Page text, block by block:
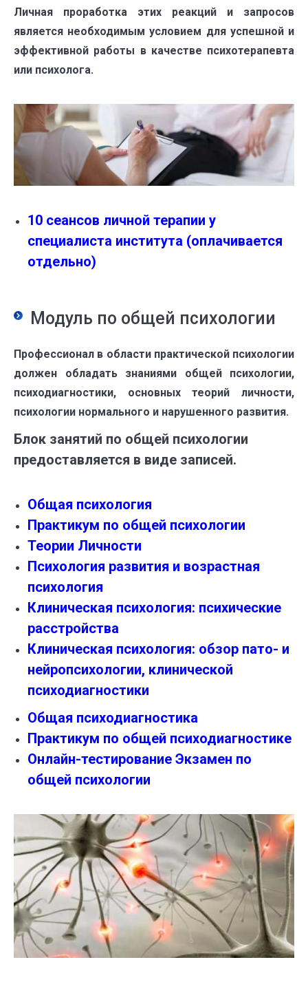
Личная проработка этих реакций и запросов
является необходимым условием для успешной и
эффективной работы в качестве психотерапевта
или психолога.
10 сеансов личной терапии у
специалиста института (оплачивается
отдельно)
Модуль по общей психологии
Профессионал в области практической психологии
должен обладать знаниями общей психологии,
психодиагностики, основных теорий личности,
психологии нормального и нарушенного развития.
Блок занятий по общей психологии
предоставляется в виде записей.
Общая психология
Практикум по общей психологии
Теории Личности
Психология развития и возрастная
психология
Клиническая психология: психические
расстройства
Клиническая психология: обзор пато- и
нейропсихологии, клинической
психодиагностики
Общая психодиагностика
Практикум по общей психодиагностике
Онлайн-тестирование Экзамен по
общей психологии